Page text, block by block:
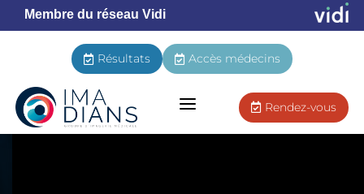
Membre du réseau Vidi
 Résultats  Accès médecins
a  Rendez-vous